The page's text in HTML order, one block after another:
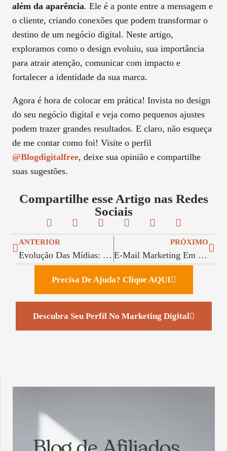
além da aparência. Ele é a ponte entre a mensagem e
o cliente, criando conexões que podem transformar o
destino de um negócio digital. Neste artigo,
exploramos como o design evoluiu, sua importância
para atrair atenção, comunicar com impacto e
fortalecer a identidade da sua marca.
Agora é hora de colocar em prática! Invista no design
do seu negócio digital e veja como pequenos ajustes
podem trazer grandes resultados. E claro, não esqueça
de me contar como foi! Visite o perfil
@blogdigitalfree, deixe sua opinião e compartilhe
suas sugestões.
Compartilhe esse Artigo nas Redes
Sociais
ANTERIOR
Evolução Das Mídias: Como TV, Rádio E Redes Sociais Transformaram A Forma De Fazer Negócios Digitais
PRÓXIMO
E-Mail Marketing Em 2025: O Futuro Já Começou!
Precisa De Ajuda? Clique AQUI
Descubra Seu Perfil No Marketing Digital